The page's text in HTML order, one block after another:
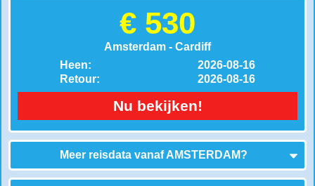
€ 530
Amsterdam - Cardiff
Heen:
Retour:
2026-08-16
2026-08-16
Nu bekijken!
Meer reisdata vanafAMSTERDAM?